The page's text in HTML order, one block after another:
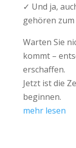
✓ Und ja,
gehören
Warten Sie
kommt –
erschaffen.
Jetzt ist die
beginnen.
mehr lesen